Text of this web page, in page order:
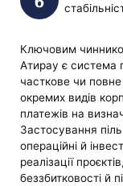
Ключовим
Атирау є система
часткове чи повне
окремих видів
платежів на
Застосування
операційні й
реалізації
беззбитковості й